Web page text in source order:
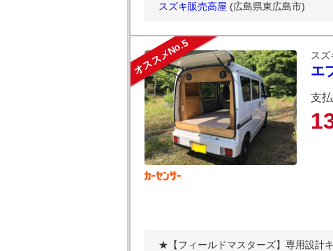
スズキ販売高屋 (広島県東広島市)
オススメNo.5 スズ
エ
支
★【フィールドマスターズ】専用設計